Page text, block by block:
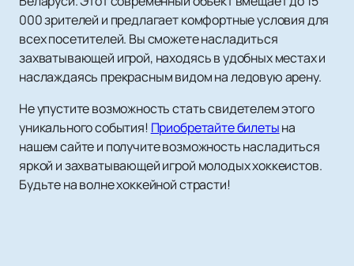
000 зрителей и предлагает комфортные условия для
всех посетителей. Вы сможете насладиться
захватывающей игрой, находясь в удобных местах и
наслаждаясь прекрасным видом на ледовую арену.
Не упустите возможность стать свидетелем этого
уникального события! Приобретайте билетына
нашем сайте и получите возможность насладиться
яркой и захватывающей игрой молодых хоккеистов.
Будьте на волне хоккейной страсти!